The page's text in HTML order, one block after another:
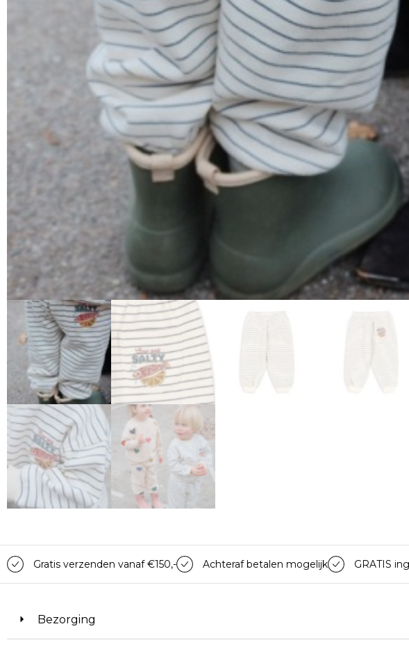
Gratis verzenden vanaf €150,- Achteraf betalen mogelijk GRATIS
Bezorging